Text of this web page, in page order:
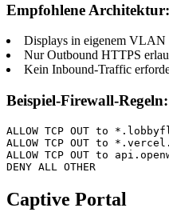
Empfohlene Architektur:
Displays in eigenem VLAN
Nur Outbound HTTPS
Kein Inbound-Traffic
Beispiel-Firewall-Regeln:
ALLOW TCP OUT to
ALLOW TCP OUT to
ALLOW TCP OUT to
DENY ALL OTHER
Captive Portal